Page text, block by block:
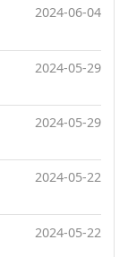
2024-06-04
2024-05-29
2024-05-29
2024-05-22
2024-05-22